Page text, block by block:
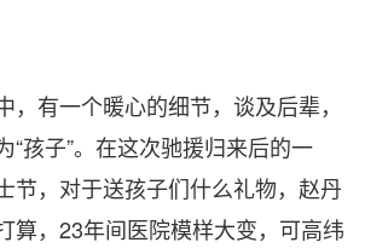
有一个暖心的细节，谈及后辈，
“孩子”。在这次驰援归来后的一
节，对于送孩子们什么礼物，赵丹
算，23年间医院模样大变，可高纬